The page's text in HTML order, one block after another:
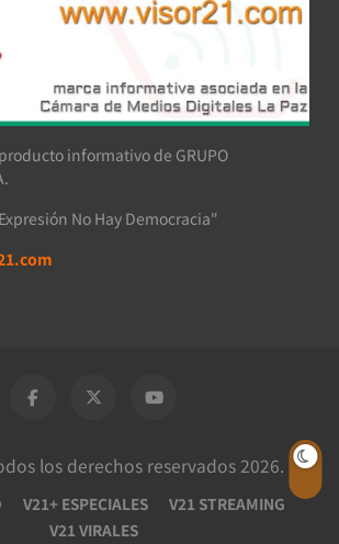
informativo de GRUPO
No Hay Democracia"
los derechos reservados 2026.
V21+ ESPECIALES
V21 STREAMING
V21 VIRALES